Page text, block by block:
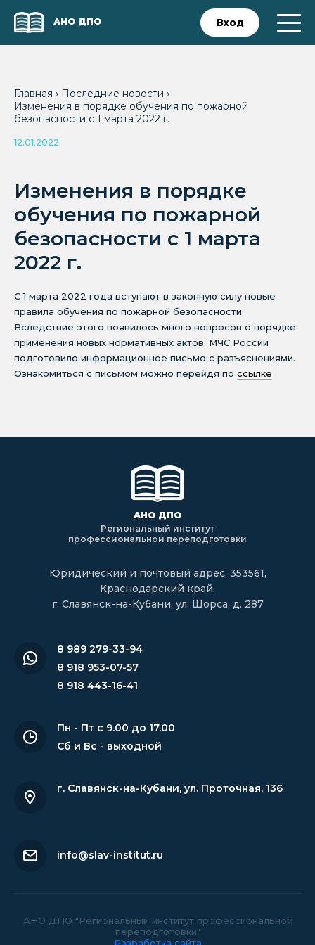
АНО ДПО Вход
Главная › Последние новости ›
Изменения в порядке обучения по пожарной
безопасности с 1 марта 2022 г.
12.01.2022
Изменения в порядке
обучения по пожарной
безопасности с 1 марта
2022 г.
С 1 марта 2022 года вступают в законную силу новые
правила обучения по пожарной безопасности.
Вследствие этого появилось много вопросов о порядке
применения новых нормативных актов. МЧС России
подготовило информационное письмо с разъяснениями.
Ознакомиться с письмом можно перейдя по ссылке
АНО ДПО
Региональный институт
профессиональной переподготовки
Юридический и почтовый адрес: 353561,
Краснодарский край,
г. Славянск-на-Кубани, ул. Щорса, д. 287
8 989 279-33-94
8 918 953-07-57
8 918 443-16-41
Пн - Пт с 9.00 до 17.00
Сб и Вс - выходной
г. Славянск-на-Кубани, ул. Проточная, 136
info@slav-institut.ru
АНО ДПО "Региональный институт профессиональной
переподготовки"